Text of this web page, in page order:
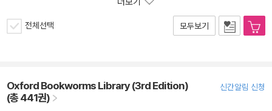
전체선택 모두보기
Oxford Bookworms Library (3rd Edition)
(총 441권)
신간알림 신청